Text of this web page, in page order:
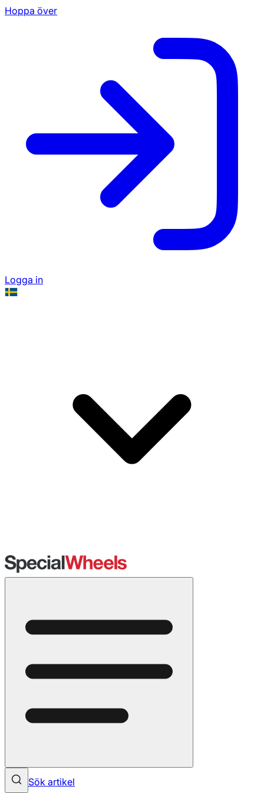
Hoppa över
Logga in
Sök artikel